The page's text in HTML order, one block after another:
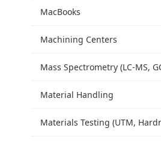
MacBooks
Machining Centers
Mass Spectrometry (LC-MS,
Material Handling
Materials Testing (UTM,